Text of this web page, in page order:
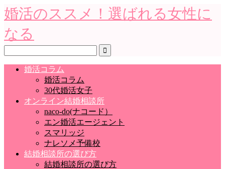
婚活のススメ！選ばれる女性に
なる
婚活コラム
婚活コラム
30代婚活女子
オンライン結婚相談所
naco-do(ナコード）
エン婚活エージェント
スマリッジ
ナレソメ予備校
結婚相談所の選び方
結婚相談所の選び方